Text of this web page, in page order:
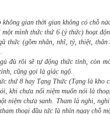
gian thời gian không có chỗ
mình thức thứ 6 (ý thức) hoạt
thức (gồm nhãn, nhĩ, tỷ, thiệt,
đủ rồi sẽ tự động thức tỉnh, còn
cũng gọi là giác ngộ.
thứ 8 hay Tạng Thức (Tạng là kho
khi chưa nổi niệm muốn nói là
niệm chưa sanh. Tham là nghi,
thoại đầu tức là nhìn ngay chỗ